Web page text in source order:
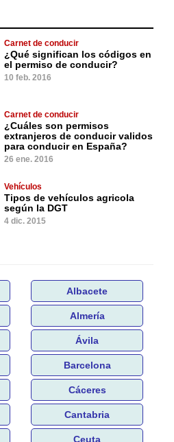
Carnet de conducir
¿Qué significan los códigos en
el permiso de conducir?
10 feb. 2016
Carnet de conducir
¿Cuáles son permisos
extranjeros de conducir validos
para conducir en España?
26 ene. 2016
Vehículos
Tipos de vehículos agricola
según la DGT
4 dic. 2015
Albacete
Almería
Ávila
Barcelona
Cáceres
Cantabria
Ceuta